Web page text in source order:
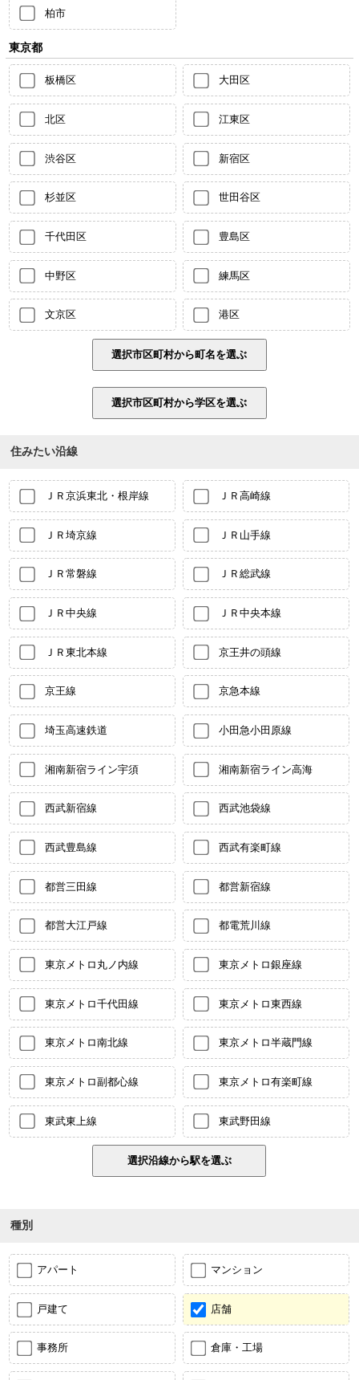
柏市
東京都
板橋区 大田区
北区 江東区
渋谷区 新宿区
杉並区 世田谷区
千代田区 豊島区
中野区 練馬区
文京区 港区
住みたい沿線
ＪＲ京浜東北・根岸線 ＪＲ高崎線
ＪＲ埼京線 ＪＲ山手線
ＪＲ常磐線 ＪＲ総武線
ＪＲ中央線 ＪＲ中央本線
ＪＲ東北本線 京王井の頭線
京王線 京急本線
埼玉高速鉄道 小田急小田原線
湘南新宿ライン宇須 湘南新宿ライン高海
西武新宿線 西武池袋線
西武豊島線 西武有楽町線
都営三田線 都営新宿線
都営大江戸線 都電荒川線
東京メトロ丸ノ内線 東京メトロ銀座線
東京メトロ千代田線 東京メトロ東西線
東京メトロ南北線 東京メトロ半蔵門線
東京メトロ副都心線 東京メトロ有楽町線
東武東上線 東武野田線
種別
アパート マンション
戸建て 店舗
事務所 倉庫・工場